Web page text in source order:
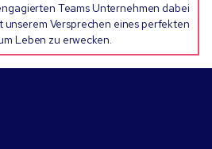
Teams Unternehmen dabei
Versprechen eines perfekten
Leben zu erwecken.